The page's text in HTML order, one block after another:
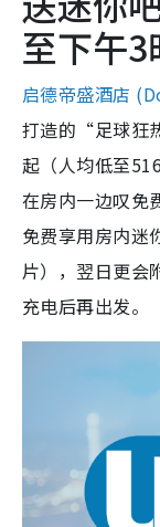
至下午3
启德帝盛酒店
打造的“足球狂
起（人均低至
在房内一边叹免
免费享用房内迷
片），翌日更会
充电后再出发。